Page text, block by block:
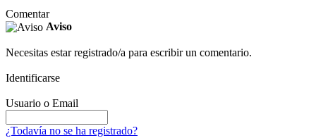
Comentar
Aviso
Necesitas estar registrado/a para escribir un comentario.
Identificarse
Usuario o Email
¿Todavía no se ha registrado?